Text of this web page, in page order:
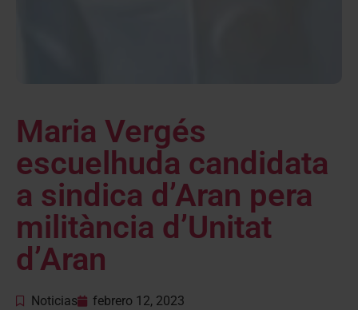
Maria Vergés
escuelhuda candidata
a sindica d’Aran pera
militància d’Unitat
d’Aran
Noticias febrero 12, 2023